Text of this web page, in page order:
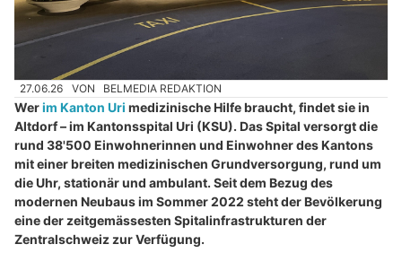
27.06.26 VON BELMEDIA REDAKTION
Werim Kanton Uri medizinische Hilfe braucht, findet sie in
Altdorf – im Kantonsspital Uri (KSU). Das Spital versorgt die
rund 38'500 Einwohnerinnen und Einwohner des Kantons
mit einer breiten medizinischen Grundversorgung, rund um
die Uhr, stationär und ambulant. Seit dem Bezug des
modernen Neubaus im Sommer 2022 steht der Bevölkerung
eine der zeitgemässesten Spitalinfrastrukturen der
Zentralschweiz zur Verfügung.